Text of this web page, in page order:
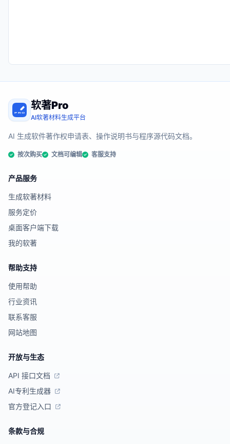
软著Pro
AI软著材料生成平台
AI 生成软件著作权申请表、操作说明书与程序源代码文档。
按次购买 文档可编辑 客服支持
产品服务
生成软著材料
服务定价
桌面客户端下载
我的软著
帮助支持
使用帮助
行业资讯
联系客服
网站地图
开放与生态
API 接口文档
AI专利生成器
官方登记入口
条款与合规